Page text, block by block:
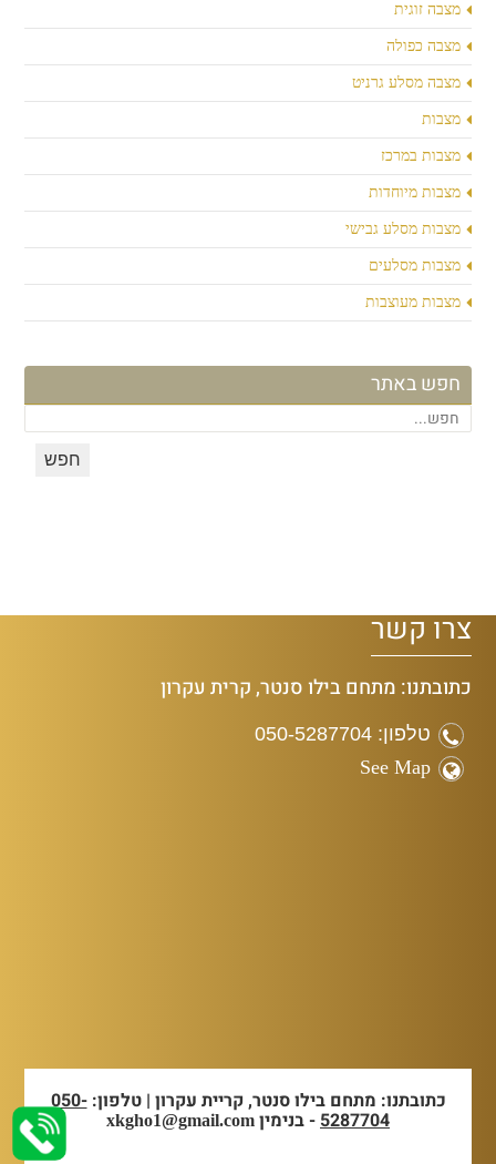
מצבה זוגית
מצבה כפולה
מצבה מסלע גרניט
מצבות
מצבות במרכז
מצבות מיוחדות
מצבות מסלע גבישי
מצבות מסלעים
מצבות מעוצבות
חפש באתר
צרו קשר
כתובתנו: מתחם בילו סנטר, קרית עקרון
טלפון: 050-5287704
See Map
כתובתנו: מתחם בילו סנטר, קריית עקרון | טלפון:050-
5287704- בנימין xkgho1@gmail.com